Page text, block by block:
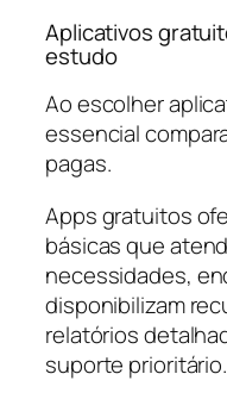
Aplicativos
estudo
Ao escolher
essencial
pagas.
Apps gratuitos
básicas que
necessidades,
disponibilizam
relatórios
suporte prioritário.